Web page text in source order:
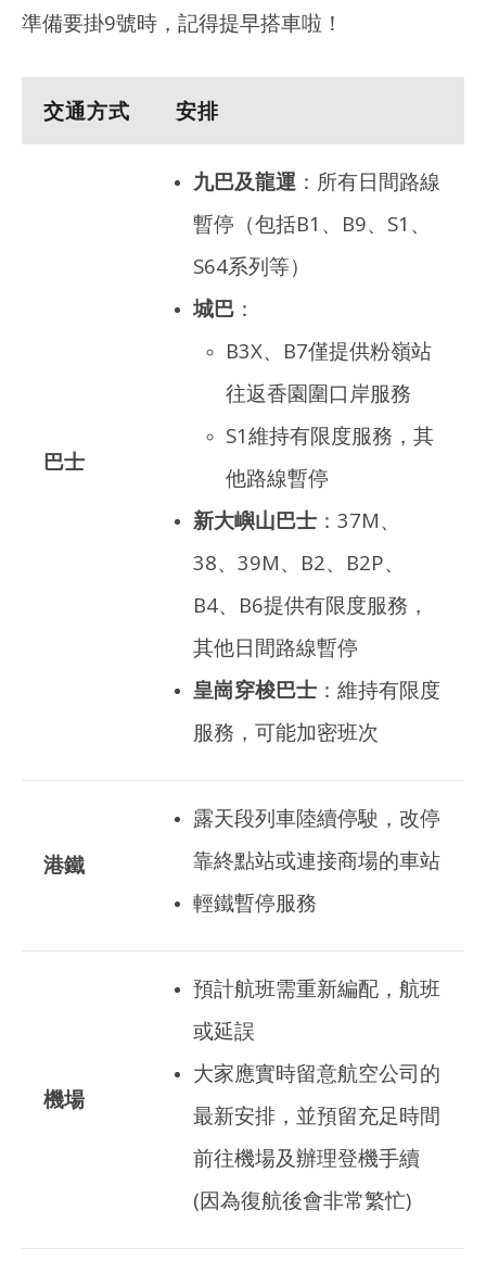
準備要掛9號時，記得提早搭車啦！
交通方式 安排
巴士
九巴及龍運 ：所有日間路線
暫停（包括B1、B9、S1、
S64系列等）
城巴 ：
B3X、B7僅提供粉嶺站
往返香園圍口岸服務
S1維持有限度服務，其
他路線暫停
新大嶼山巴士 ：37M、
38、39M、B2、B2P、
B4、B6提供有限度服務，
其他日間路線暫停
皇崗穿梭巴士 ：維持有限度
服務，可能加密班次
港鐵
露天段列車陸續停駛，改停
靠終點站或連接商場的車站
輕鐵暫停服務
機場
預計航班需重新編配， 航班
或延誤
大家應實時留意航空公司的
最新安排，並預留充足時間
前往機場及辦理登機手續
(因為復航後會非常繁忙)